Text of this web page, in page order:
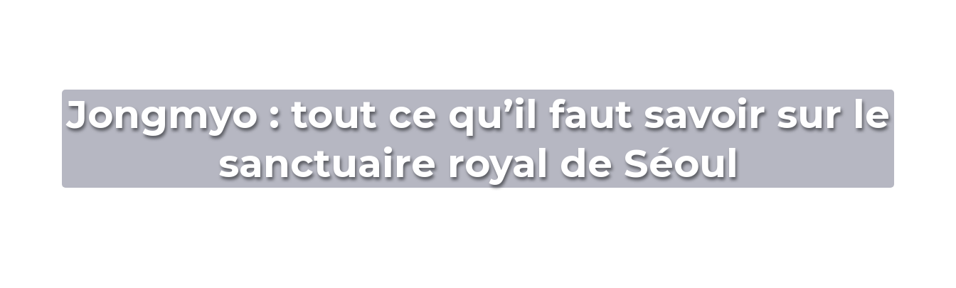
Jongmyo : tout ce qu’il faut savoir sur le
sanctuaire royal de Séoul